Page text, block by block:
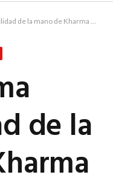
la mano de Kharma y Cary Audio
de la